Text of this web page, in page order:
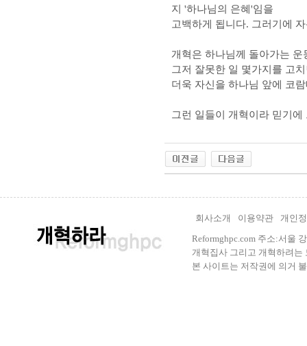
지 '하나님의 은혜'임을
고백하게 됩니다. 그러기에
개혁은 하나님께 돌아가는 운
그저 잘못한 일 몇가지를 고
더욱 자신을 하나님 앞에 코
그런 일들이 개혁이라 믿기
회사소개 이용약관
개인
Reformghpc.com 주소:서울
개혁집사 그리고 개혁하려는
본 사이트는 저작권에 의거